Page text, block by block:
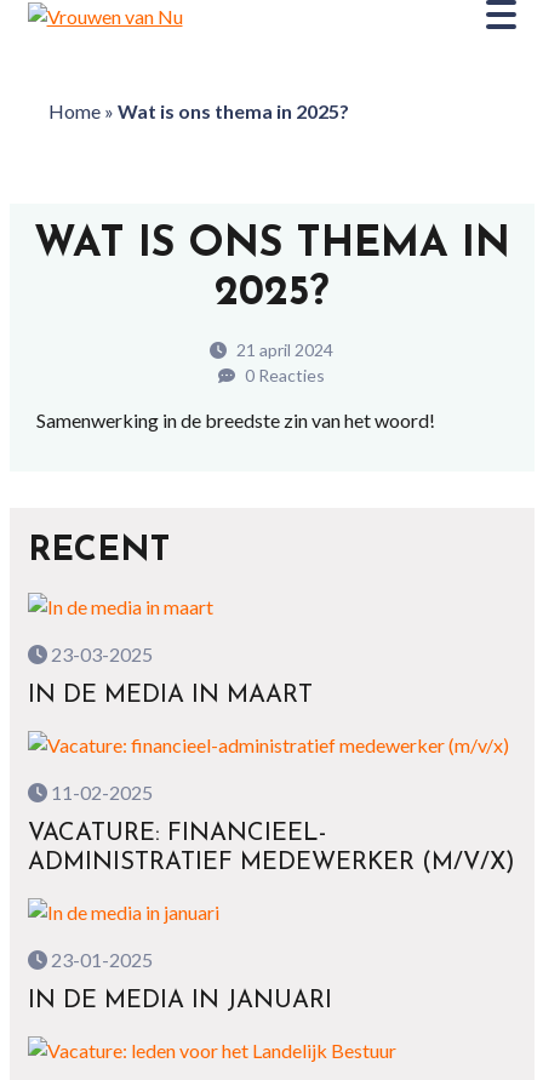
Home» Wat is ons thema in 2025?
WAT IS ONS THEMA IN
2025?
21 april 2024
0 Reacties
Samenwerking in de breedste zin van het woord!
RECENT
23-03-2025
IN DE MEDIA IN MAART
11-02-2025
VACATURE: FINANCIEEL-
ADMINISTRATIEF MEDEWERKER (M/V/X)
23-01-2025
IN DE MEDIA IN JANUARI